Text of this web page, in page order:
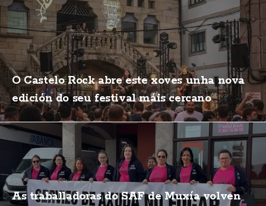
O Castelo Rock abre este xoves unha nova
edición do seu festival máis cercano
As traballadoras do SAF de Muxía volven